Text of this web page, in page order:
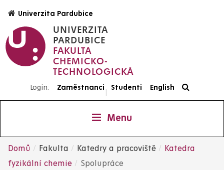
hlavnímu
obsahu
UNIVERZITA
PARDUBICE
FAKULTA
CHEMICKO-
TECHNOLOGICKÁ
Univerzita Pardubice
Login: Zaměstnanci
|
Studenti English
Menu
Drobečková
Domů Fakulta Katedry a pracoviště
Katedra
fyzikální chemie
Spolupráce